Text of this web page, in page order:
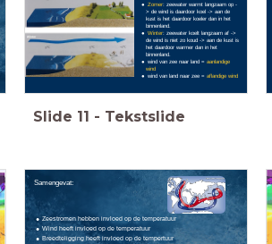
Zomer: zeewater warmt langzaam op -
> de wind is daardoor koel -> aan de
kust is het daardoor koeler dan in het
binnenland.
Winter: zeewater koelt langzaam af ->
de wind is niet zo koud -> aan de kust is
het daardoor warmer dan in het
binnenland.
wind van zee naar land =aanlandige
wind
wind van land naar zee =aflandige wind
Slide 11 - Tekstslide
Samengevat:
Zeestromen hebben invloed op de temperatuur
Wind heeft invloed op de temperatuur
Breedteligging heeft invloed op de tempertuur